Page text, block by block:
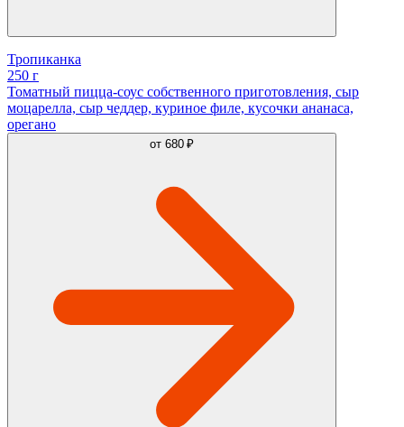
Тропиканка
250 г
Томатный пицца-соус собственного приготовления, сыр
моцарелла, сыр чеддер, куриное филе, кусочки ананаса,
орегано
от 680 ₽